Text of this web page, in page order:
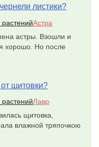
листики?
Астра
астры. Взошли и
хорошо. Но после
щитовки?
Лавр
щитовка,
влажной тряпочкою